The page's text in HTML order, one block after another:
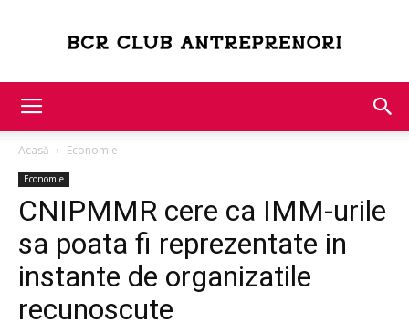
Antreprenori
Acasă Economie
Economie
CNIPMMR cere ca IMM-urile
sa poata fi reprezentate in
instante de organizatile
recunoscute